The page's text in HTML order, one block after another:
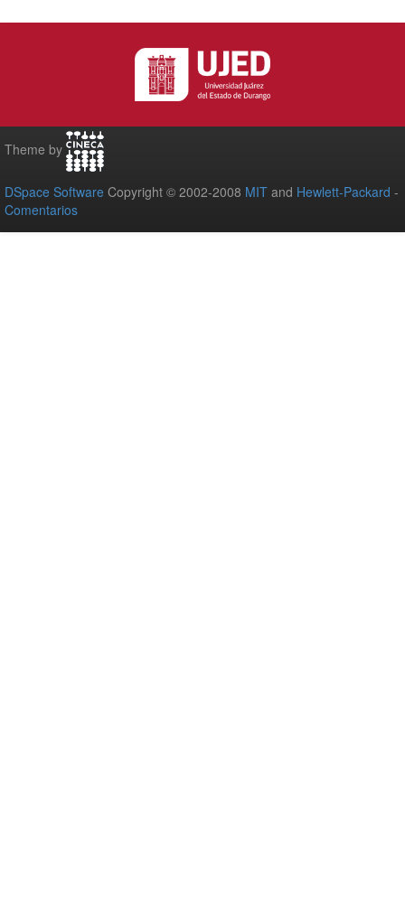
Theme by
DSpace Software Copyright © 2002-2008 MIT and Hewlett-Packard -
Comentarios